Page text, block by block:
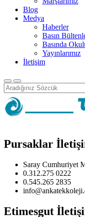
Blog
Medya
Haberler
Basın
Basında
Yayınlarımız
İletişim
Pursaklar
Saray Cumhuriyet
0.312.275 0222
0.545.265 2835
Etimesgut